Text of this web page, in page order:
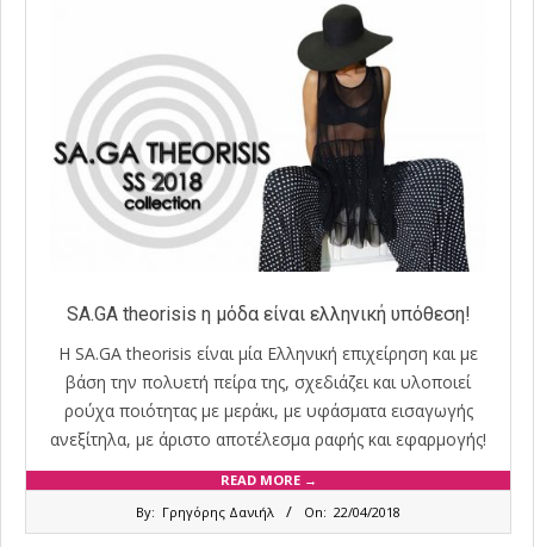
SA.GA theorisis η μόδα είναι ελληνική υπόθεση!
Η SA.GA theorisis είναι μία Ελληνική επιχείρηση και με
βάση την πολυετή πείρα της, σχεδιάζει και υλοποιεί
ρούχα ποιότητας με μεράκι, με υφάσματα εισαγωγής
ανεξίτηλα, με άριστο αποτέλεσμα ραφής και εφαρμογής!
READ MORE →
By: Γρηγόρης Δανιήλ On: 22/04/2018